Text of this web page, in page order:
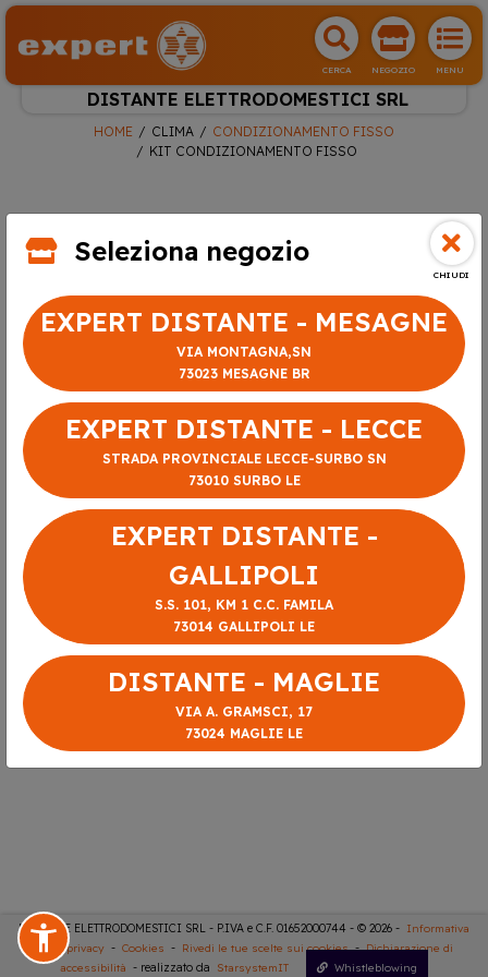
CERCA NEGOZIO MENU
DISTANTE ELETTRODOMESTICI SRL
HOME CLIMA
CONDIZIONAMENTO FISSO
KIT CONDIZIONAMENTO FISSO
DISTANTE ELETTRODOMESTICI SRL - P.IVA e C.F. 01652000744 - © 2026 - Informativa
sulla privacy - Cookies - Rivedi le tue scelte sui cookies - Dichiarazione di
accessibilità - realizzato da StarsystemIT Whistleblowing
Seleziona negozio
CHIUDI
EXPERT DISTANTE - MESAGNE
VIA MONTAGNA,SN
73023 MESAGNE BR
EXPERT DISTANTE - LECCE
STRADA PROVINCIALE LECCE-SURBO SN
73010 SURBO LE
EXPERT DISTANTE -
GALLIPOLI
S.S. 101, KM 1 C.C. FAMILA
73014 GALLIPOLI LE
DISTANTE - MAGLIE
VIA A. GRAMSCI, 17
73024 MAGLIE LE